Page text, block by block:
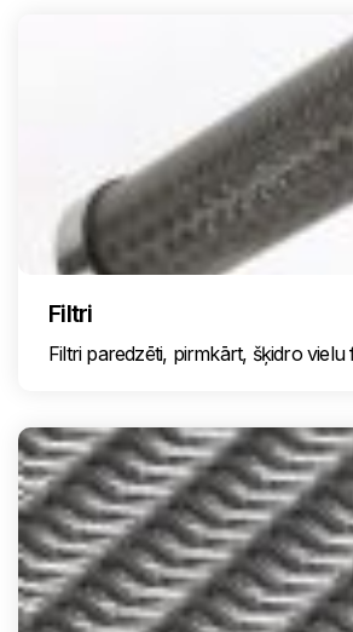
Filtri
Filtri paredzēti, pirmkārt, šķidro vielu